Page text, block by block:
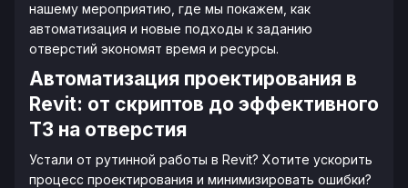
нашему мероприятию, где мы покажем, как
автоматизация и новые подходы к заданию
отверстий экономят время и ресурсы.
Автоматизация проектирования в
Revit: от скриптов до эффективного
ТЗ на отверстия
Устали от рутинной работы в Revit? Хотите ускорить
процесс проектирования и минимизировать ошибки?